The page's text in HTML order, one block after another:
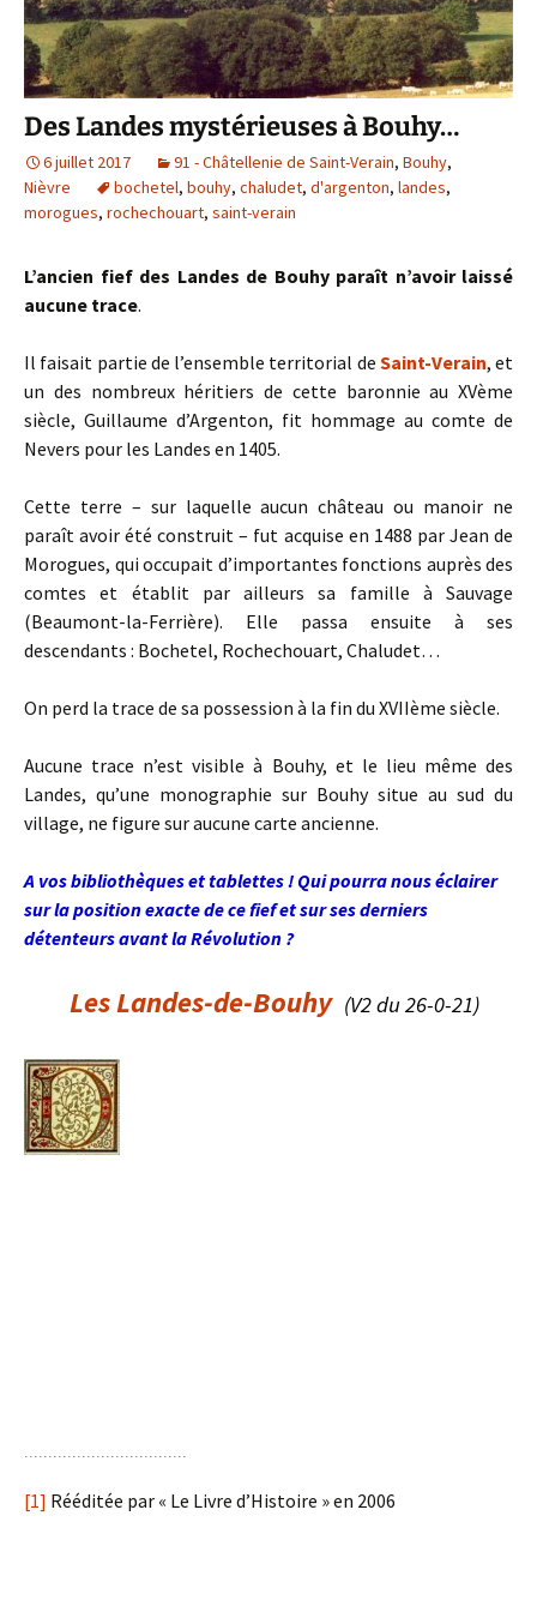
Des Landes mystérieuses à Bouhy…
6 juillet 2017 91 - Châtellenie de Saint-Verain, Bouhy,
Nièvre
bochetel, bouhy, chaludet, d'argenton, landes,
morogues, rochechouart, saint-verain
L’ancien fief des Landes de Bouhy paraît n’avoir laissé
aucune trace.
Il faisait partie de l’ensemble territorial de Saint-Verain, et
un des nombreux héritiers de cette baronnie au XVème
siècle, Guillaume d’Argenton, fit hommage au comte de
Nevers pour les Landes en 1405.
Cette terre – sur laquelle aucun château ou manoir ne
paraît avoir été construit – fut acquise en 1488 par Jean de
Morogues, qui occupait d’importantes fonctions auprès des
comtes et établit par ailleurs sa famille à Sauvage
(Beaumont-la-Ferrière). Elle passa ensuite à ses
descendants : Bochetel, Rochechouart, Chaludet…
On perd la trace de sa possession à la fin du XVIIème siècle.
Aucune trace n’est visible à Bouhy, et le lieu même des
Landes, qu’une monographie sur Bouhy situe au sud du
village, ne figure sur aucune carte ancienne.
A vos bibliothèques et tablettes ! Qui pourra nous éclairer
sur la position exacte de ce fief et sur ses derniers
détenteurs avant la Révolution ?
Les Landes-de-Bouhy (V2 du 26-0-21)
[1] Rééditée par « Le Livre d’Histoire » en 2006